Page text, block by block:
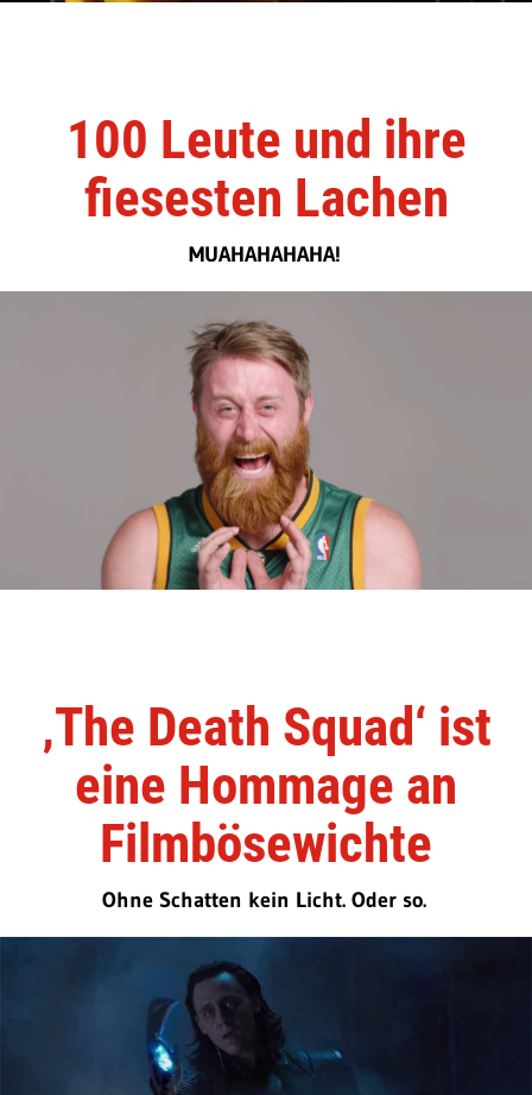
100 Leute und ihre
fiesesten Lachen
MUAHAHAHAHA!
‚The Death Squad‘ ist
eine Hommage an
Filmbösewichte
Ohne Schatten kein Licht. Oder so.